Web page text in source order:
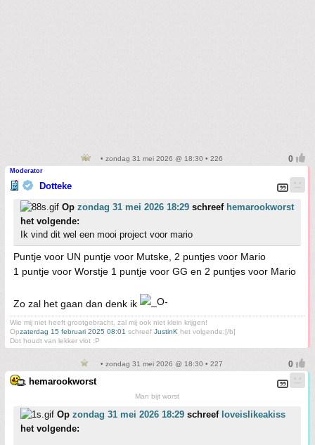
• zondag 31 mei 2026 @ 18:30 • 226
Moderator
Dotteke
Op zondag 31 mei 2026 18:29 schreef hemarookworst
het volgende:
Ik vind dit wel een mooi project voor mario
Puntje voor UN puntje voor Mutske, 2 puntjes voor Mario
1 puntje voor Worstje 1 puntje voor GG en 2 puntjes voor Mario
Zo zal het gaan dan denk ik
Wie mij niet heeft grootgebracht, zal mij ook niet klein krijgen!
Opzaterdag 15 februari 2025 08:01 schreef JustinK het volgende:[/b]
Dot houdt van lekker vlot :P
• zondag 31 mei 2026 @ 18:30 • 227
hemarookworst
Man bijt worst
Op zondag 31 mei 2026 18:29 schreef loveislikeakiss
het volgende: